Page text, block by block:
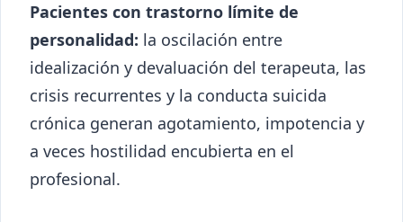
Pacientes con trastorno límite de
personalidad: la oscilación entre
idealización y devaluación del terapeuta, las
crisis recurrentes y la conducta suicida
crónica generan agotamiento, impotencia y
a veces hostilidad encubierta en el
profesional.